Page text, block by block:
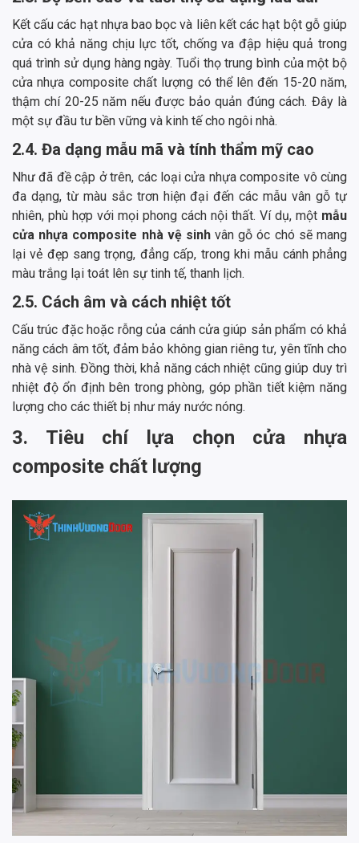
Kết cấu các hạt nhựa bao bọc và liên kết các hạt bột gỗ giúp
cửa có khả năng chịu lực tốt, chống va đập hiệu quả trong
quá trình sử dụng hàng ngày. Tuổi thọ trung bình của một bộ
cửa nhựa composite chất lượng có thể lên đến 15-20 năm,
thậm chí 20-25 năm nếu được bảo quản đúng cách. Đây là
một sự đầu tư bền vững và kinh tế cho ngôi nhà.
2.4. Đa dạng mẫu mã và tính thẩm mỹ cao
Như đã đề cập ở trên, các loại cửa nhựa composite vô cùng
đa dạng, từ màu sắc trơn hiện đại đến các mẫu vân gỗ tự
nhiên, phù hợp với mọi phong cách nội thất. Ví dụ, một mẫu
cửa nhựa composite nhà vệ sinhvân gỗ óc chó sẽ mang
lại vẻ đẹp sang trọng, đẳng cấp, trong khi mẫu cánh phẳng
màu trắng lại toát lên sự tinh tế, thanh lịch.
2.5. Cách âm và cách nhiệt tốt
Cấu trúc đặc hoặc rỗng của cánh cửa giúp sản phẩm có khả
năng cách âm tốt, đảm bảo không gian riêng tư, yên tĩnh cho
nhà vệ sinh. Đồng thời, khả năng cách nhiệt cũng giúp duy trì
nhiệt độ ổn định bên trong phòng, góp phần tiết kiệm năng
lượng cho các thiết bị như máy nước nóng.
3. Tiêu chí lựa chọn cửa nhựa
composite chất lượng